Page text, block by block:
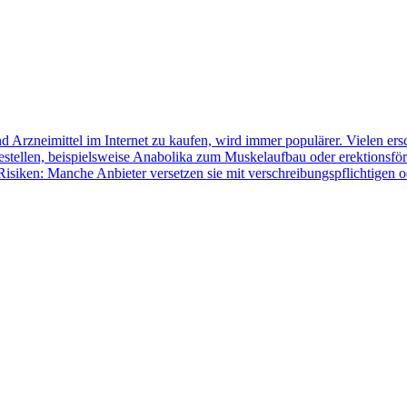
Arzneimittel im Internet zu kaufen, wird immer populärer. Vielen
beispielsweise Anabolika zum Muskel­­aufbau oder
Manche Anbieter versetzen sie mit verschreibungspflichtigen